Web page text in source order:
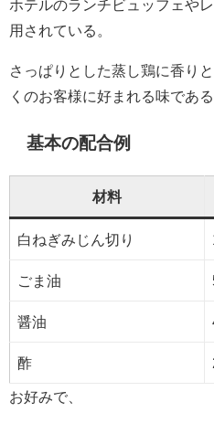
ホテルのランチビュッフェや
用されている。
さっぱりとした蒸し鶏に香り
くのお客様に好まれる味である
基本の配合例
材料
白ねぎみじん切り
ごま油
醤油
酢
お好みで、